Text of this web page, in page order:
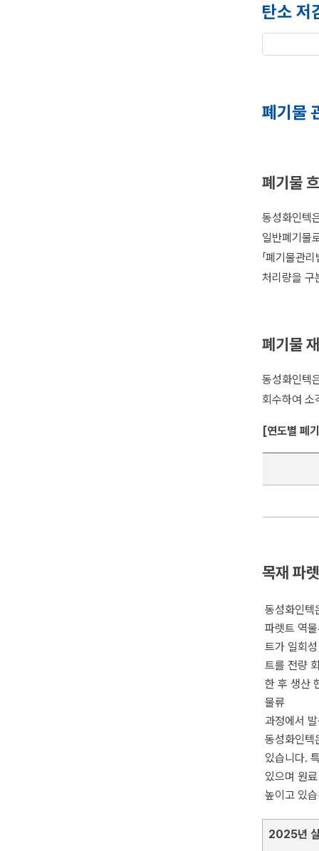
탄소 저
폐기물
폐기물
동성화인텍
일반폐기물
「폐기물관
처리량을 구
폐기물
동성화인텍
회수하여 소
[연도별 폐
목재 파
동성화인텍
파렛트 역
트가 일회
트를 전량
한 후 생산
물류
과정에서
동성화인텍
있습니다.
있으며 원
높이고 있
2025년